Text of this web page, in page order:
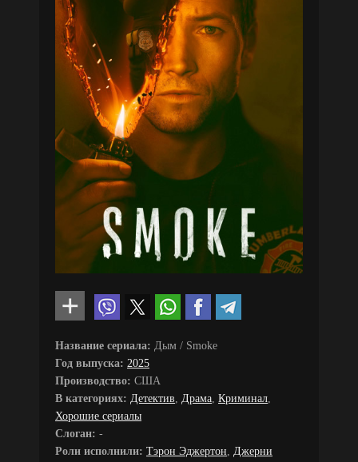
Название сериала: Дым / Smoke
Год выпуска: 2025
Производство: США
В категориях: Детектив, Драма, Криминал,
Хорошие сериалы
Слоган: -
Роли исполнили: Тэрон Эджертон, Джерни